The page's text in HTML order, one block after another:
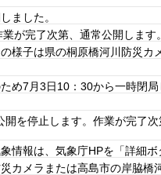
ました。
完了次第、通常公開しま
子は県の桐原橋河川防災カ
め7月3日10：30から一時閉局
を停止します。作業が完了
報は、気象庁HPを「詳細ボ
メラまたは高島市の岸脇